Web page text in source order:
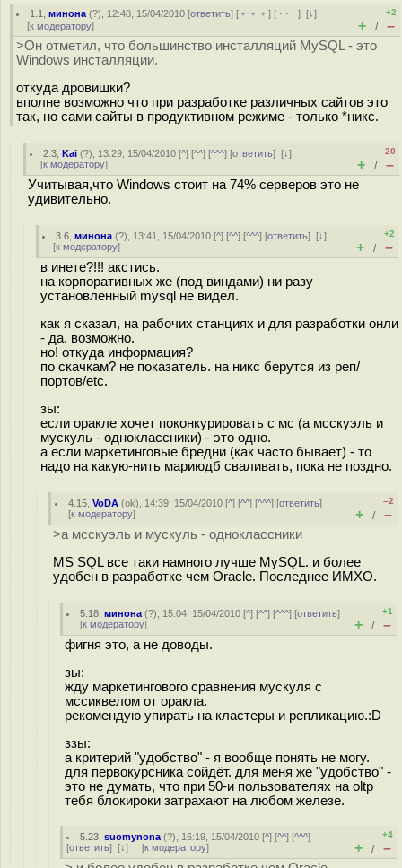
1.1 ,минона (?), 12:48, 15/04/2010 [ответить] [ ﹢﹢﹢] [ · · ·][↓]
[к модератору]
+2
+ / –
>Он отметил, что большинство инсталляций MySQL - это
Windows инсталляции.
откуда дровишки?
вполне возможно что при разработке различных сайтов это
так, но сами сайты в продуктивном режиме - только *никс.
2.3 ,Kai (?), 13:29, 15/04/2010 [^] [^^] [^^^] [ответить][↓]
[к модератору]
–20
+ / –
Учитывая,что Windows стоит на 74% серверов это не
удивительно.
3.6 ,минона (?), 13:41, 15/04/2010 [^] [^^] [^^^] [ответить][↓]
[к модератору]
+2
+ / –
в инете?!!! акстись.
на корпоративных же (под виндами) ни разу
установленный mysql не видел.
как я сказал, на рабочих станциях и для разработки онли
- да. возможно.
но! откуда информация?
по скачкам? не показатель. на никс берутся из реп/
портов/etc.
зы:
если оракле хочет поконкурировать с мс (а мсскуэль и
мускуль - одноклассники) - это одно.
а если маркетинговые бредни (как часто бывает) - то
надо на какую-нить мариюдб сваливать, пока не поздно.
4.15 ,VoDA (ok), 14:39, 15/04/2010 [^] [^^] [^^^] [ответить]
[к модератору]
–2
+ / –
>а мсскуэль и мускуль - одноклассники
MS SQL все таки намного лучше MySQL. и более
удобен в разработке чем Oracle. Последнее ИМХО.
5.18 ,минона (?), 15:04, 15/04/2010 [^] [^^] [^^^] [ответить]
[к модератору]
+1
+ / –
фигня это, а не доводы.
зы:
жду маркетингового сравнения мускуля с
мссиквелом от оракла.
рекомендую упирать на кластеры и репликацию.:D
ззы:
а критерий "удобство" - я вообще понять не могу.
для первокурсника сойдёт. для меня же "удобство" -
это не думать, что при 50-и пользователях на oltp
тебя блокироки затрахают на любом железе.
5.23 ,suomynona (?), 16:19, 15/04/2010 [^] [^^] [^^^]
[ответить] [↓] [к модератору]
+4
+ / –